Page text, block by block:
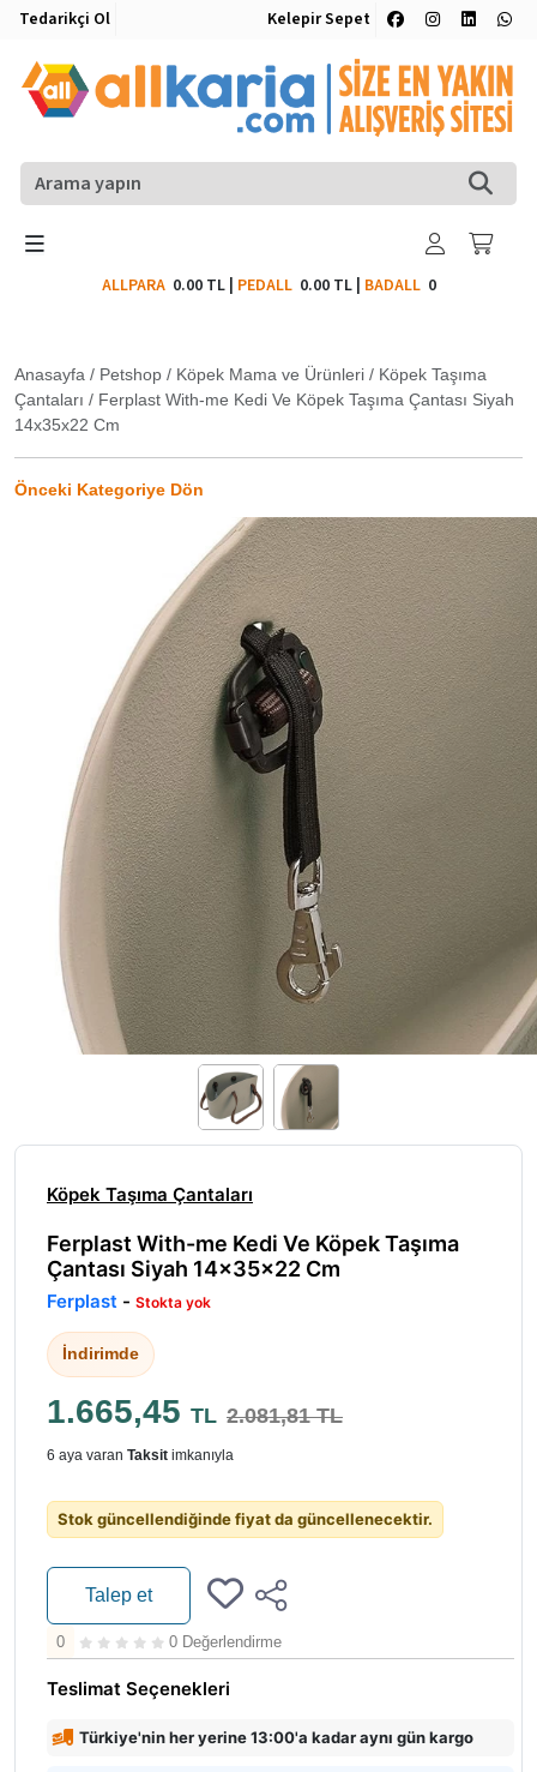
Tedarikçi Ol Kelepir Sepet
ALLPARA 0.00 TL| PEDALL 0.00 TL| BADALL0
Anasayfa / Petshop / Köpek Mama ve Ürünleri / Köpek Taşıma
Çantaları / Ferplast With-me Kedi Ve Köpek Taşıma Çantası Siyah
14x35x22 Cm
Önceki Kategoriye Dön
Köpek Taşıma Çantaları
Ferplast With-me Kedi Ve Köpek Taşıma
Çantası Siyah 14x35x22 Cm
Ferplast - Stokta yok
İndirimde
1.665,45 TL 2.081,81 TL
6 aya varan Taksit imkanıyla
Stok güncellendiğinde fiyat da güncellenecektir.
Talep et
0 0 Değerlendirme
Teslimat Seçenekleri
Türkiye'nin her yerine 13:00'a kadar aynı gün kargo